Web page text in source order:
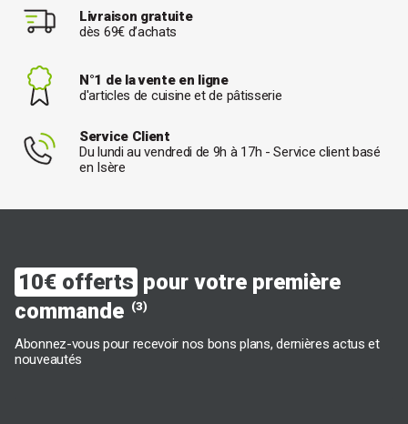
Livraison gratuite
dès 69€ d’achats
N°1 de la vente en ligne
d'articles de cuisine et de pâtisserie
Service Client
Du lundi au vendredi de 9h à 17h - Service client basé
en Isère
10€ offerts pour votre première
commande (3)
Abonnez-vous pour recevoir nos bons plans, dernières actus et
nouveautés